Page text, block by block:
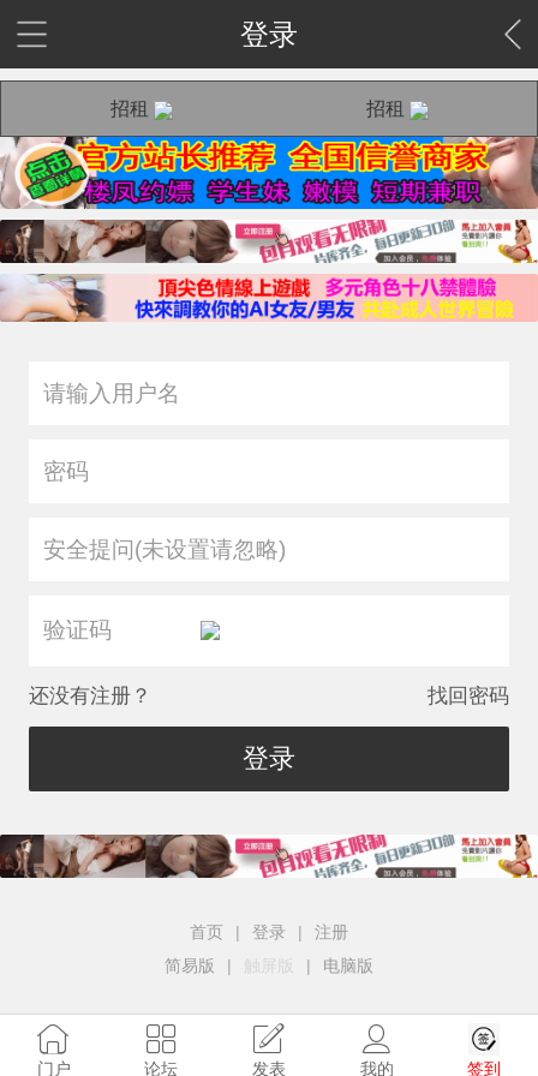
登录
招租 招租
安全提问(未设置请忽略)
还没有注册？ 找回密码
登录
首页 | 登录 |
注册
简易版
| 触屏版 | 电脑版
门户 论坛 发表 我的 签到